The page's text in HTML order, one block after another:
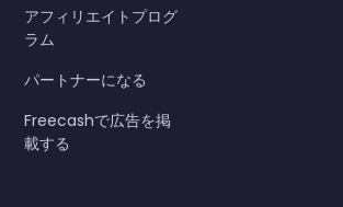
アフィリエイトプログ
ラム
パートナーになる
Freecashで広告を掲
載する